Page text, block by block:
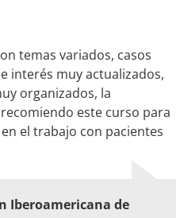
temas variados, casos
interés muy actualizados,
organizados, la
este curso para
el trabajo con pacientes
Iberoamericana de